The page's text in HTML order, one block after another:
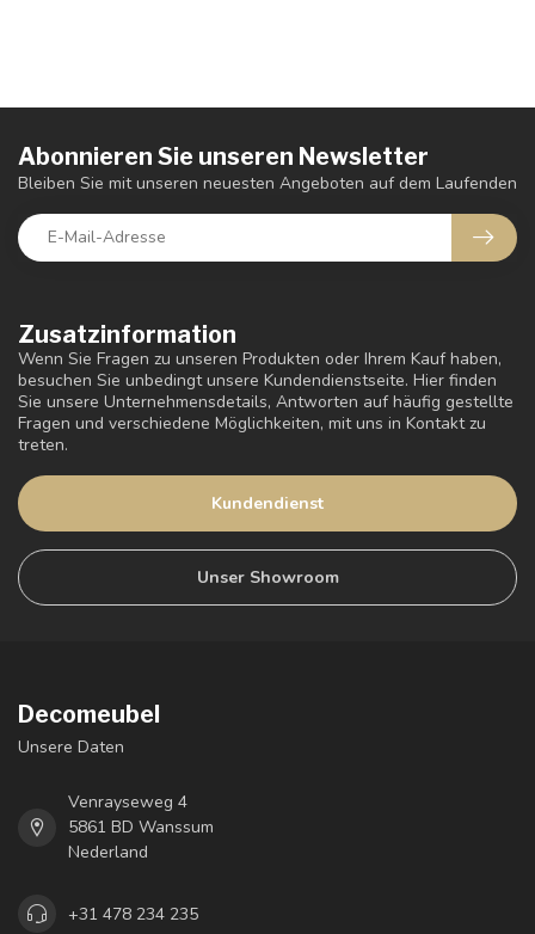
Zusatzinformation
Wenn Sie Fragen zu unseren Produkten oder Ihrem Kauf haben,
besuchen Sie unbedingt unsere Kundendienstseite. Hier finden
Sie unsere Unternehmensdetails, Antworten auf häufig gestellte
Fragen und verschiedene Möglichkeiten, mit uns in Kontakt zu
treten.
Kundendienst
Unser Showroom
Abonnieren Sie unseren Newsletter
Bleiben Sie mit unseren neuesten Angeboten auf dem Laufenden
Decomeubel
Unsere Daten
Venrayseweg 4
5861 BD Wanssum
Nederland
+31 478 234 235